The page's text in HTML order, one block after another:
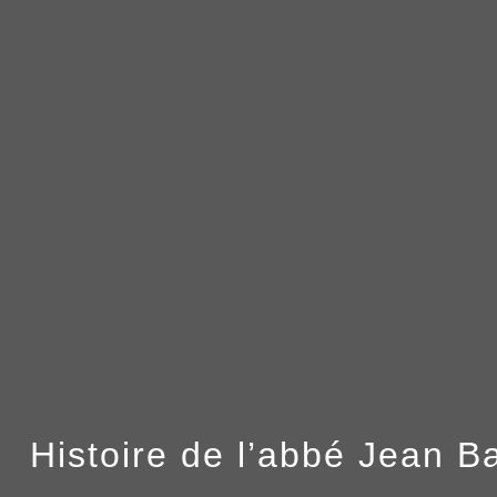
Histoire de l’abbé Jean